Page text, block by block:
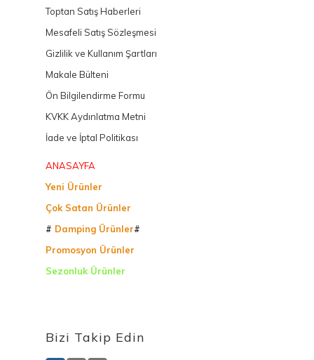
Toptan Satış Haberleri
Mesafeli Satış Sözleşmesi
Gizlilik ve Kullanım Şartları
Makale Bülteni
Ön Bilgilendirme Formu
KVKK Aydınlatma Metni
İade ve İptal Politikası
ANASAYFA
Yeni Ürünler
Çok Satan Ürünler
# Damping Ürünler#
Promosyon Ürünler
Sezonluk Ürünler
Bizi Takip Edin